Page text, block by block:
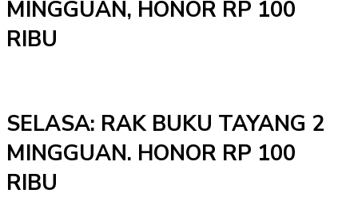
MINGGUAN, HONOR RP 100
RIBU
SELASA: RAK BUKU TAYANG 2
MINGGUAN. HONOR RP 100
RIBU